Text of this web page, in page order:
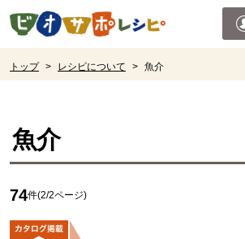
ページの先頭です。
トップ > レシピについて > 魚介
魚介
74件(2/2ページ)